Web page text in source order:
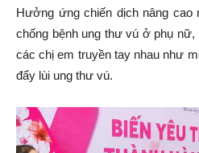
Hưởng ứng chiến dịch nâng cao
chống bệnh ung thư vú ở phụ
các chị em truyền tay nhau như
đẩy lùi ung thư vú.